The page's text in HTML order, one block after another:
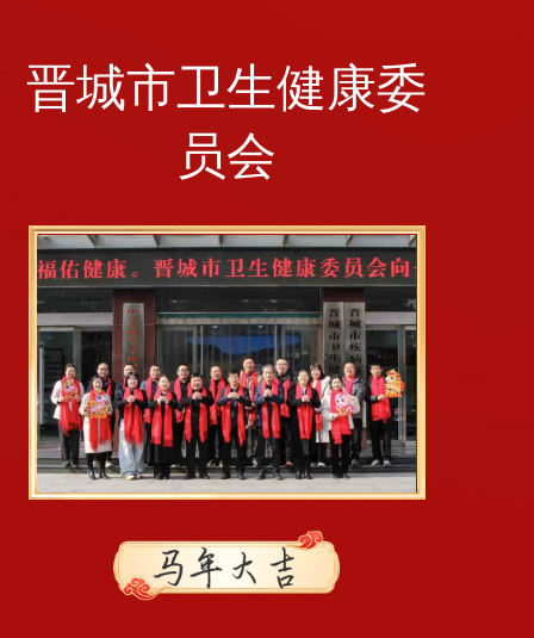
晋城市卫生健康委
员会